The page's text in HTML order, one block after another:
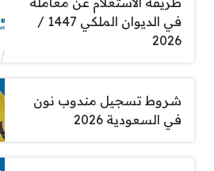
في الديوان الملكي 1447 /
2026
شروط تسجيل مندوب نون
في السعودية 2026